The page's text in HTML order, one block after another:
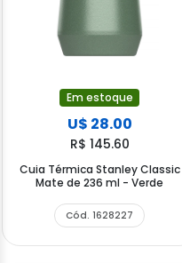
Em estoque
U$ 28.00
R$ 145.60
Cuia Térmica Stanley Classic
Mate de 236 ml - Verde
Cód. 1628227